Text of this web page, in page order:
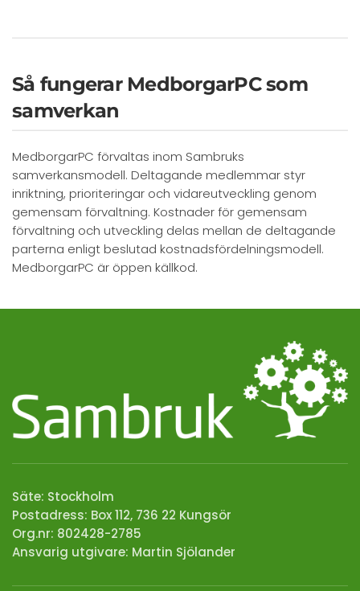
Så fungerar MedborgarPC som
samverkan
MedborgarPC förvaltas inom Sambruks
samverkansmodell. Deltagande medlemmar styr
inriktning, prioriteringar och vidareutveckling genom
gemensam förvaltning. Kostnader för gemensam
förvaltning och utveckling delas mellan de deltagande
parterna enligt beslutad kostnadsfördelningsmodell.
MedborgarPC är öppen källkod.
Säte: Stockholm
Postadress: Box 112, 736 22 Kungsör
Org.nr: 802428-2785
Ansvarig utgivare: Martin Sjölander